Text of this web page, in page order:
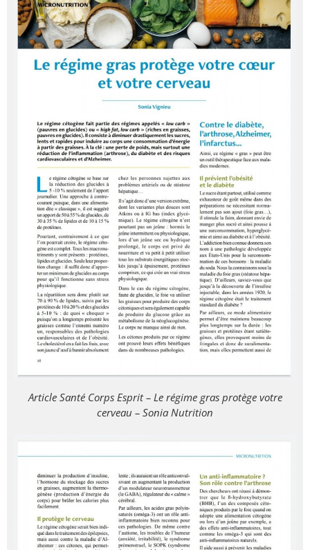
Article Santé Corps Esprit – Le régime gras protège votre
cerveau – Sonia Nutrition